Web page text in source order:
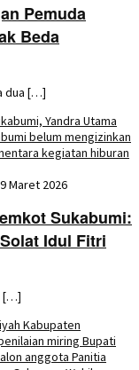
Pemuda
Beda
dua […]
Maret 2026
Sukabumi:
Idul Fitri
[…]